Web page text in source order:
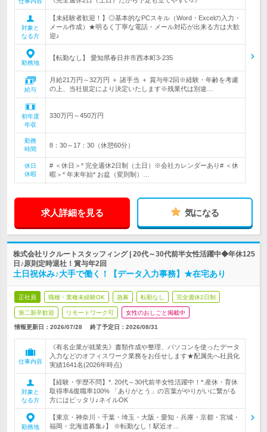
対象と
なる方
【未経験者歓迎！】◎基本的なPCスキル（Word・Excelの入力・
メール作成）★明るく丁寧な電話・メール対応が出来る方は大歓
迎♪
勤務地
【転勤なし】 愛知県春日井市西本町3-235
給与
月給21万円～32万円 ＋ 諸手当 ＋ 賞与年2回※経験・年齢を考慮
の上、当社規定により決定いたします※残業代は別途…
初年度
年収
330万円～450万円
勤務
時間
8：30～17：30（休憩60分）
休日
休暇
# ＜休日＞* 完全週休2日制（土日）※会社カレンダーあり# ＜休
暇＞* 年末年始* お盆（変則制）…
求人詳細を見る 気になる
株式会社リクルートスタッフィング | 20代～30代前半女性活躍中◆年休125
日♪原則定時退社！賞与年2回
土日祝休み♪大手で働く！【データ入力事務】★在宅あり
正社員 職種・業種未経験OK 急募 転勤なし 完全週休2日制
第二新卒歓迎 リモートワーク可 女性のおしごと掲載中
情報更新日：2026/07/28 終了予定日： 2026/08/31
仕事内容
《有名企業が就業先》書類作成や整理、パソコンを使ったデータ
入力などのオフィスワーク業務をお任せします★配属先へ社員化
実績1641名(2026年時点)
対象と
なる方
【経験・学歴不問】*. 20代～30代前半女性活躍中！*.産休・育休
取得率&復職率100% 「ありがとう」の言葉がやりがいに繋がる
方にはピッタリ♪ネイルOK
勤務地
【東京・神奈川・千葉・埼玉・大阪・愛知・兵庫・京都・宮城・
福岡・北海道募集♪】 ※転勤なし！駅近オ…